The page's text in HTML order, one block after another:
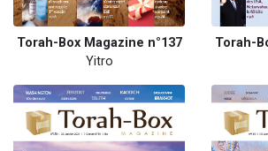
Torah-Box Magazine n°137
Yitro
Torah-